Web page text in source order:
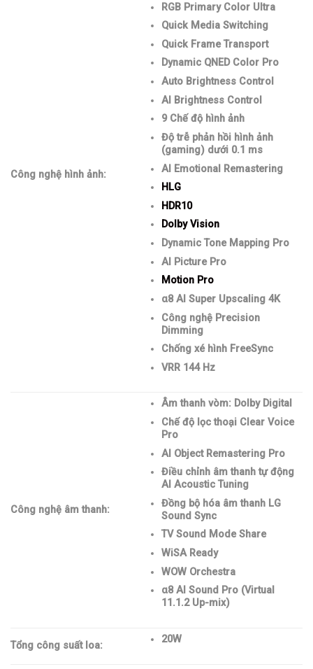
Công nghệ hình ảnh:
RGB Primary Color Ultra
Quick Media Switching
Quick Frame Transport
Dynamic QNED Color Pro
Auto Brightness Control
AI Brightness Control
9 Chế độ hình ảnh
Độ trễ phản hồi hình ảnh
(gaming) dưới 0.1 ms
AI Emotional Remastering
HLG
HDR10
Dolby Vision
Dynamic Tone Mapping Pro
AI Picture Pro
Motion Pro
α8 AI Super Upscaling 4K
Công nghệ Precision
Dimming
Chống xé hình FreeSync
VRR 144 Hz
Công nghệ âm thanh:
Âm thanh vòm: Dolby Digital
Chế độ lọc thoại Clear Voice
Pro
AI Object Remastering Pro
Điều chỉnh âm thanh tự động
AI Acoustic Tuning
Đồng bộ hóa âm thanh LG
Sound Sync
TV Sound Mode Share
WiSA Ready
WOW Orchestra
α8 AI Sound Pro (Virtual
11.1.2 Up-mix)
Tổng công suất loa:
20W